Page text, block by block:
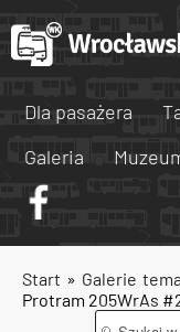
Dla pasażera
Galeria
Start » Galerie
Protram 205WrAs